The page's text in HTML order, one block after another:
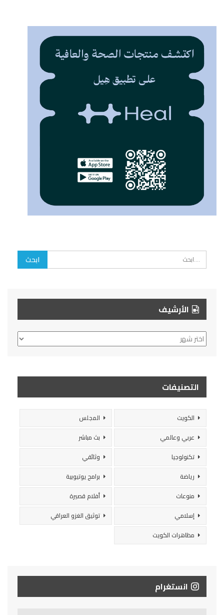
الأرشيف
الأرشيف
التصنيفات
الكويت
المجلس
عربي وعالمي
بث مباشر
تكنولوجيا
وثائقي
رياضة
برامج يوتيوبية
منوعات
أفلام قصيرة
إسلامي
توثيق الغزو العراقي
مظاهرات الكويت
انستغرام